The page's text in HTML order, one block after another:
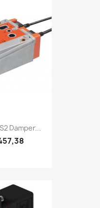
Damper...